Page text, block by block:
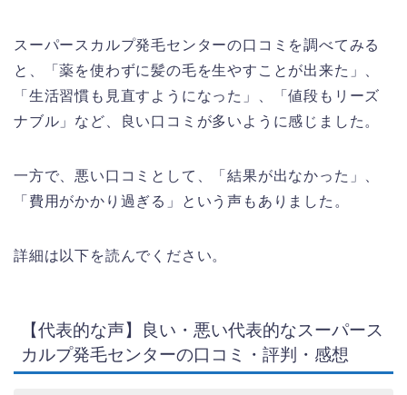
スーパースカルプ発毛センターの口コミを調べてみる
と、「薬を使わずに髪の毛を生やすことが出来た」、
「生活習慣も見直すようになった」、「値段もリーズ
ナブル」など、良い口コミが多いように感じました。
一方で、悪い口コミとして、「結果が出なかった」、
「費用がかかり過ぎる」という声もありました。
詳細は以下を読んでください。
【代表的な声】良い・悪い代表的なスーパース
カルプ発毛センターの口コミ・評判・感想